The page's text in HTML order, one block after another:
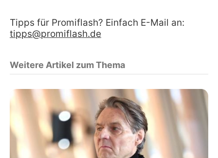
Tipps für Promiflash? Einfach E-Mail an:
tipps@promiflash.de
Weitere Artikel zum Thema